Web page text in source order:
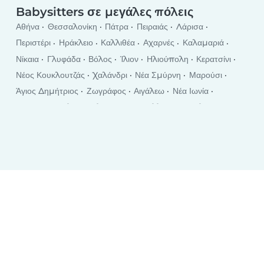
Babysitter για το Σαββατοκύριακο
Babysitters σε μεγάλες πόλεις
Αθήνα Θεσσαλονίκη Πάτρα Πειραιάς
Λάρισα
Περιστέρι
Ηράκλειο Καλλιθέα Αχαρνές
Καλαμαριά
Νίκαια
Γλυφάδα Βόλος Ίλιον Ηλιούπολη
Κερατσίνι
Νέος Κουκλουτζάς
Χαλάνδρι Νέα Σμύρνη
Μαρούσι
Άγιος Δημήτριος
Ζωγράφος Αιγάλεω
Νέα Ιωνία
Παλαιό Φάληρο Κορυδαλλός
Τρίκαλα